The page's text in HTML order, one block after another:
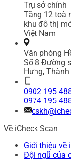
Trụ sở chính
Tầng 12 toà
khu đô thị
Việt Nam
Văn phòng
Số 8 Đường
Hưng,
0902 195
0974 195
Về iCheck Scan
Giới thiệu về
Đội ngũ của